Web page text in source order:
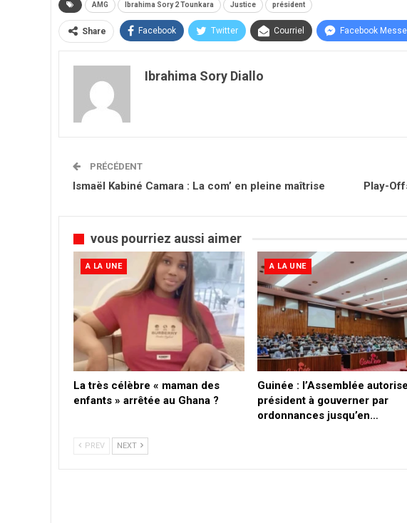
AMG Ibrahima Sory 2 Tounkara Justice président
Share Facebook Twitter Courriel Facebook
Ibrahima Sory Diallo
PRÉCÉDENT
Ismaël Kabiné Camara : La com’ en pleine maîtrise
Play-
vous pourriez aussi aimer
A LA UNE
La très célèbre « maman des
enfants » arrêtée au Ghana ?
A LA UNE
Guinée : l’Assemblée
président à gouverner par
ordonnances jusqu’en…
PREV NEXT